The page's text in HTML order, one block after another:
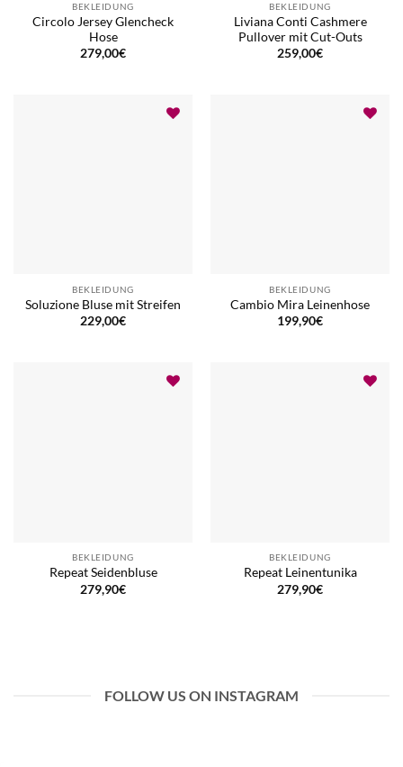
BEKLEIDUNG
Circolo Jersey Glencheck
Hose
279,00€
BEKLEIDUNG
Liviana Conti Cashmere
Pullover mit Cut-Outs
259,00€
BEKLEIDUNG
Soluzione Bluse mit Streifen
229,00€
BEKLEIDUNG
Cambio Mira Leinenhose
199,90€
BEKLEIDUNG
Repeat Seidenbluse
279,90€
BEKLEIDUNG
Repeat Leinentunika
279,90€
FOLLOW US ON INSTAGRAM